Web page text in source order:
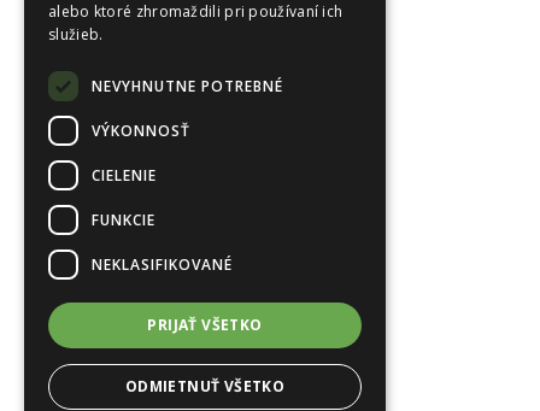
alebo ktoré zhromaždili pri používaní ich
služieb.
NEVYHNUTNE POTREBNÉ
VÝKONNOSŤ
CIELENIE
FUNKCIE
NEKLASIFIKOVANÉ
PRIJAŤ VŠETKO
ODMIETNUŤ VŠETKO